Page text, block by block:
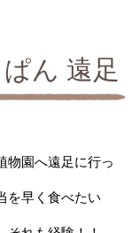
ん 遠足
物園へ遠足に行っ
を早く食べたい